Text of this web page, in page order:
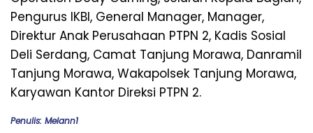
Pengurus IKBI, General Manager, Manager,
Direktur Anak Perusahaan PTPN 2, Kadis Sosial
Deli Serdang, Camat Tanjung Morawa, Danramil
Tanjung Morawa, Wakapolsek Tanjung Morawa,
Karyawan Kantor Direksi PTPN 2.
Penulis: Melann1